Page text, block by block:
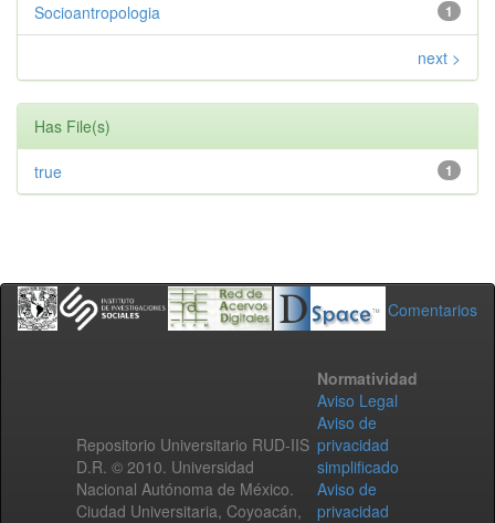
1
Socioantropologia
next >
Has File(s)
1
true
Comentarios
Repositorio Universitario RUD-IIS
D.R. © 2010. Universidad
Nacional Autónoma de México.
Ciudad Universitaria, Coyoacán,
Normatividad
Aviso Legal
Aviso de
privacidad
simplificado
Aviso de
privacidad